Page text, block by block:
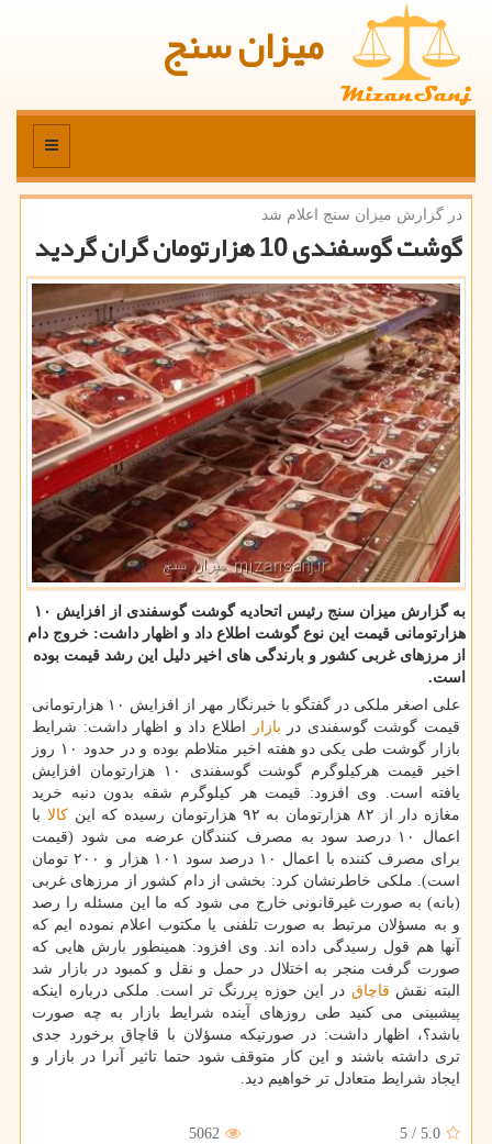
میزان سنج
منو
در گزارش میزان سنج اعلام شد
گوشت گوسفندی 10 هزارتومان گران گردید
به گزارش میزان سنج رئیس اتحادیه گوشت گوسفندی از افزایش ۱۰
هزارتومانی قیمت این نوع گوشت اطلاع داد و اظهار داشت: خروج دام
از مرزهای غربی كشور و بارندگی های اخیر دلیل این رشد قیمت بوده
است.
علی اصغر ملكی در گفتگو با خبرنگار مهر از افزایش ۱۰ هزارتومانی
قیمت گوشت گوسفندی در بازار
اطلاع داد و اظهار داشت: شرایط
بازار گوشت طی یكی دو هفته اخیر متلاطم بوده و در حدود ۱۰ روز
اخیر قیمت هركیلوگرم گوشت گوسفندی ۱۰ هزارتومان افزایش
یافته است. وی افزود: قیمت هر كیلوگرم شقه بدون دنبه خرید
مغازه دار از ۸۲ هزارتومان به ۹۲ هزارتومان رسیده كه این
كالا با
اعمال ۱۰ درصد سود به مصرف كنندگان عرضه می شود (قیمت
برای مصرف كننده با اعمال ۱۰ درصد سود ۱۰۱ هزار و ۲۰۰ تومان
است). ملكی خاطرنشان كرد: بخشی از دام كشور از مرزهای غربی
(بانه) به صورت غیرقانونی خارج می شود كه ما این مسئله را رصد
و به مسؤلان مرتبط به صورت تلفنی یا مكتوب اعلام نموده ایم كه
آنها هم قول رسیدگی داده اند. وی افزود: همینطور بارش هایی كه
صورت گرفت منجر به اختلال در حمل و نقل و كمبود در بازار شد
البته نقش قاچاق در این حوزه پررنگ تر است. ملكی درباره اینكه
پیشبینی می كنید طی روزهای آینده شرایط بازار به چه صورت
باشد؟، اظهار داشت: در صورتیكه مسؤلان با قاچاق برخورد جدی
تری داشته باشند و این كار متوقف شود حتما تاثیر آنرا در بازار و
ایجاد شرایط متعادل تر خواهیم دید.
5.0
/
5
5062